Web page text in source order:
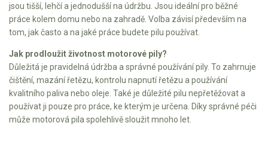
jsou tišší, lehčí a jednodušší na údržbu. Jsou ideální pro běžné
práce kolem domu nebo na zahradě. Volba závisí především na
tom, jak často a na jaké práce budete pilu používat.
Jak prodloužit životnost motorové pily?
Důležitá je pravidelná údržba a správné používání pily. To zahrnuje
čištění, mazání řetězu, kontrolu napnutí řetězu a používání
kvalitního paliva nebo oleje. Také je důležité pilu nepřetěžovat a
používat ji pouze pro práce, ke kterým je určena. Díky správné péči
může motorová pila spolehlivě sloužit mnoho let.